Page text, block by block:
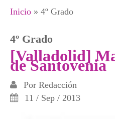
Se encuentra
Inicio » 4º Grado
4º Grado
[Valladolid]
de Santovenia
Por Redacción
11 / Sep / 2013